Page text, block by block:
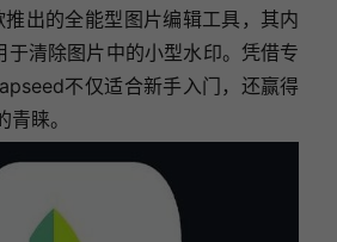
出的全能型图片编辑工具，其内
于清除图片中的小型水印。凭借专
不仅适合新手入门，还赢得
睐。